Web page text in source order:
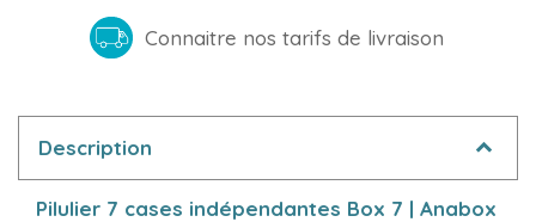
Connaitre nos tarifs de livraison
Description
Pilulier 7 cases indépendantes Box 7 | Anabox